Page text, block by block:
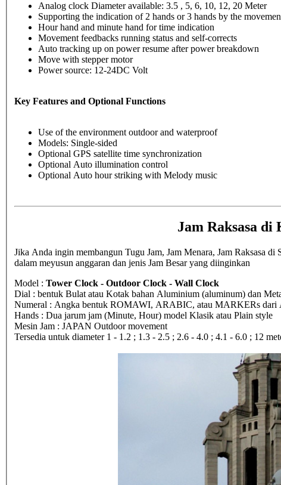
Analog clock Diameter available: 3.5 , 5, 6, 10, 12, 20 Meter
Supporting the indication of 2 hands or 3 hands by the
Hour hand and minute hand for time indication
Movement feedbacks running status and self-corrects
Auto tracking up on power resume after power breakdown
Move with stepper motor
Power source: 12-24DC Volt
Key Features and Optional Functions
Use of the environment outdoor and waterproof
Models: Single-sided
Optional GPS satellite time synchronization
Optional Auto illumination control
Optional Auto hour striking with Melody music
Jam Raksasa di
Jika Anda ingin membangun Tugu Jam, Jam Menara, Jam Raksasa
dalam meyusun anggaran dan jenis Jam Besar yang diinginkan
Model : Tower Clock - Outdoor Clock - Wall Clock
Dial : bentuk Bulat atau Kotak bahan Aluminium (aluminum) dan
Numeral : Angka bentuk ROMAWI, ARABIC, atau MARKERs
Hands : Dua jarum jam (Minute, Hour) model Klasik atau Plain style
Mesin Jam : JAPAN Outdoor movement
Tersedia untuk diameter 1 - 1.2 ; 1.3 - 2.5 ; 2.6 - 4.0 ; 4.1 - 6.0 ; 12